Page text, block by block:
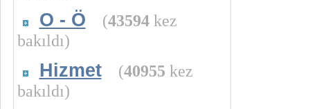
O - Ö (43594kez
bakıldı)
Hizmet (40955 kez
bakıldı)